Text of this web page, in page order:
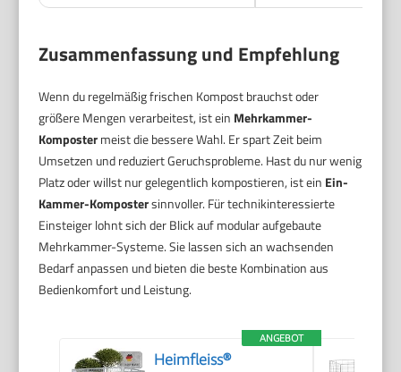
Zusammenfassung und Empfehlung
Wenn du regelmäßig frischen Kompost brauchst oder
größere Mengen verarbeitest, ist ein Mehrkammer-
Kompostermeist die bessere Wahl. Er spart Zeit beim
Umsetzen und reduziert Geruchsprobleme. Hast du nur wenig
Platz oder willst nur gelegentlich kompostieren, ist ein Ein-
Kammer-Kompostersinnvoller. Für technikinteressierte
Einsteiger lohnt sich der Blick auf modular aufgebaute
Mehrkammer-Systeme. Sie lassen sich an wachsenden
Bedarf anpassen und bieten die beste Kombination aus
Bedienkomfort und Leistung.
ANGEBOT
Heimfleiss®